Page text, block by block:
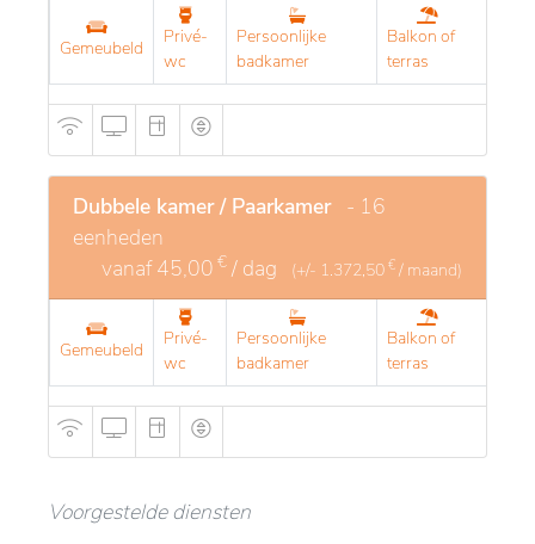
Gemeubeld
Privé-
wc
Persoonlijke
badkamer
Balkon of
terras
Dubbele kamer / Paarkamer - 16
eenheden
vanaf45,00 € / dag (+/- 1.372,50 € / maand)
Gemeubeld
Privé-
wc
Persoonlijke
badkamer
Balkon of
terras
Voorgestelde diensten